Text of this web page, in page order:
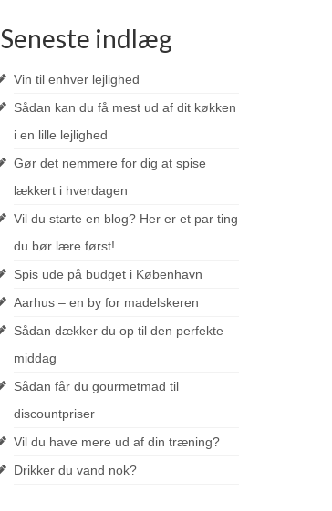
Seneste indlæg
Vin til enhver lejlighed
Sådan kan du få mest ud af dit køkken
i en lille lejlighed
Gør det nemmere for dig at spise
lækkert i hverdagen
Vil du starte en blog? Her er et par ting
du bør lære først!
Spis ude på budget i København
Aarhus – en by for madelskeren
Sådan dækker du op til den perfekte
middag
Sådan får du gourmetmad til
discountpriser
Vil du have mere ud af din træning?
Drikker du vand nok?